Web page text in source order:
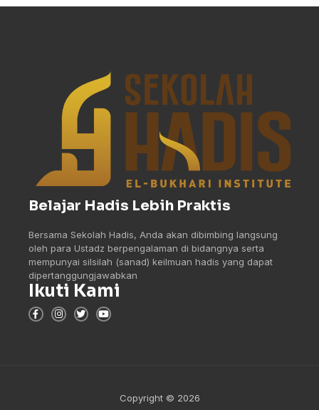
Belajar Hadis Lebih Praktis
Bersama Sekolah Hadis, Anda akan dibimbing langsung
oleh para Ustadz berpengalaman di bidangnya serta
mempunyai silsilah (sanad) keilmuan hadis yang dapat
dipertanggungjawabkan
Ikuti Kami
Copyright © 2026